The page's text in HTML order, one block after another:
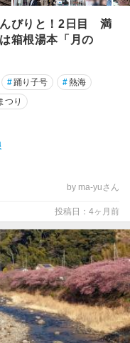
びりと！2日目 満
箱根湯本「月の
#踊り子号 #熱海
つり
by ma-yuさん
投稿日：4ヶ月前